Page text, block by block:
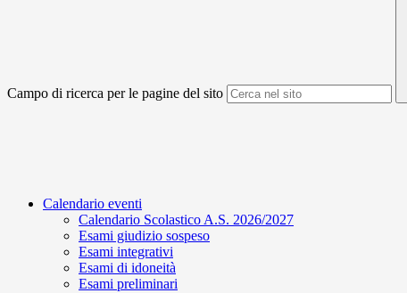
Campo di ricerca per le pagine del sito
Calendario eventi
Calendario Scolastico A.S. 2026/2027
Esami giudizio sospeso
Esami integrativi
Esami di idoneità
Esami preliminari